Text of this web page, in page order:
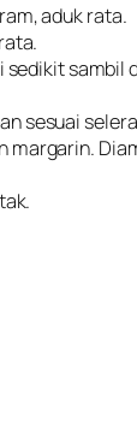
aduk rata.
sedikit sambil
sesuai
margarin.